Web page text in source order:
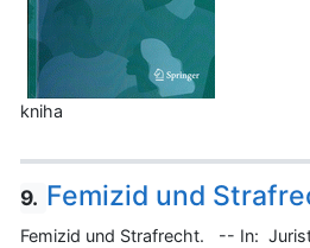
kniha
9. Femizid und
Femizid und Strafrecht. -- In: